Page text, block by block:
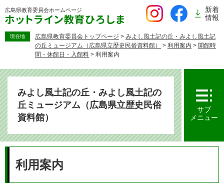
ー
で
す。
広島県教育委員会ホームページ
新着
情報
現在地 広島県教育委員会トップページ > みよし風土記の丘・みよし風土記
の丘ミュージアム（広島県立歴史民俗資料館）
> 利用案内 > 開館時
間・休館日・入館料 > 利用案内
みよし風土記の丘・みよし風土記の
丘ミュージアム（広島県立歴史民俗
資料館）
サブ
メニュー
利用案内